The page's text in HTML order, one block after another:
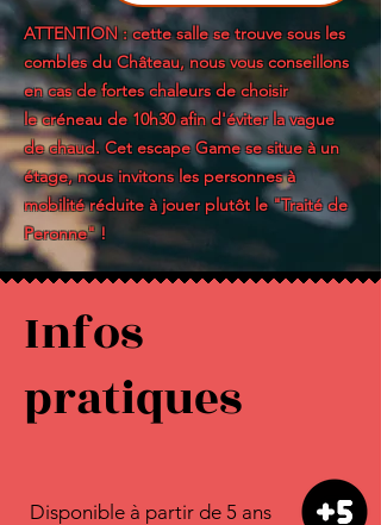
ATTENTION : cette salle se trouve sous les
combles du Château, nous vous conseillons
en cas de fortes chaleurs de choisir
lecréneau de 10h30 afin d'éviter la vague
de chaud. Cet escape Game se situe à un
étage,nous invitons les personnes à
mobilité réduite à jouer plutôt le "Traité de
Peronne" !
Infos
pratiques
Disponible à partir de 5 ans